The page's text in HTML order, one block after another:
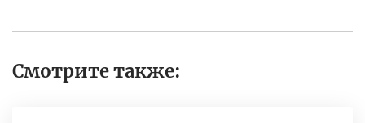
Смотрите также: